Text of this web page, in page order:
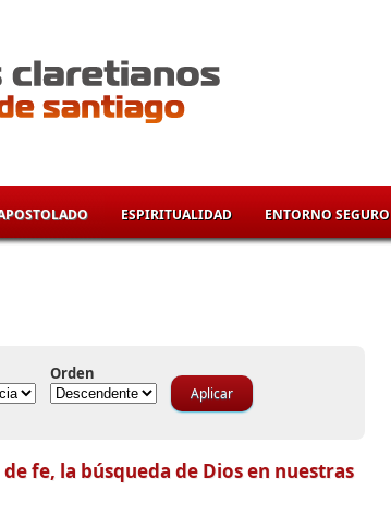
ESPIRITUALIDAD ENTORNO SEGURO
Orden
fe, la búsqueda de Dios en nuestras